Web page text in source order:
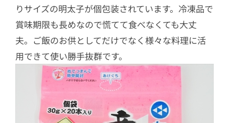
りサイズの明太子が個包装されています。冷凍品で
賞味期限も長めなので慌てて食べなくても大丈
夫。ご飯のお供としてだけでなく様々な料理に活
用できて使い勝手抜群です。